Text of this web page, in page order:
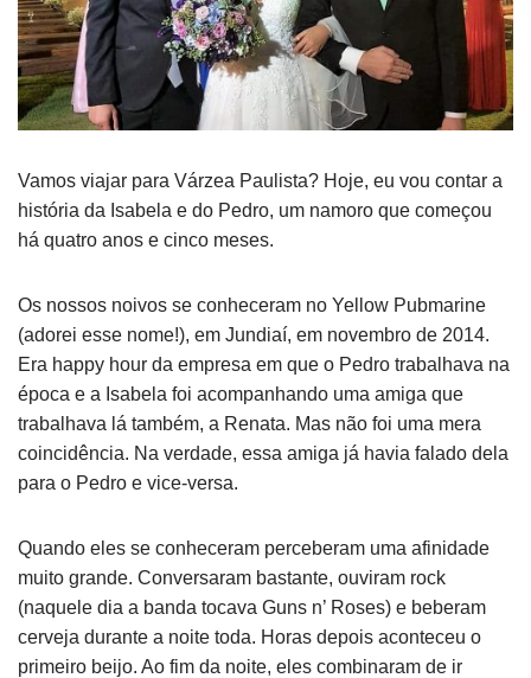
Vamos viajar para Várzea Paulista? Hoje, eu vou contar a
história da Isabela e do Pedro, um namoro que começou
há quatro anos e cinco meses.
Os nossos noivos se conheceram no Yellow Pubmarine
(adorei esse nome!), em Jundiaí, em novembro de 2014.
Era happy hour da empresa em que o Pedro trabalhava na
época e a Isabela foi acompanhando uma amiga que
trabalhava lá também, a Renata. Mas não foi uma mera
coincidência. Na verdade, essa amiga já havia falado dela
para o Pedro e vice-versa.
Quando eles se conheceram perceberam uma afinidade
muito grande. Conversaram bastante, ouviram rock
(naquele dia a banda tocava Guns n’ Roses) e beberam
cerveja durante a noite toda. Horas depois aconteceu o
primeiro beijo. Ao fim da noite, eles combinaram de ir